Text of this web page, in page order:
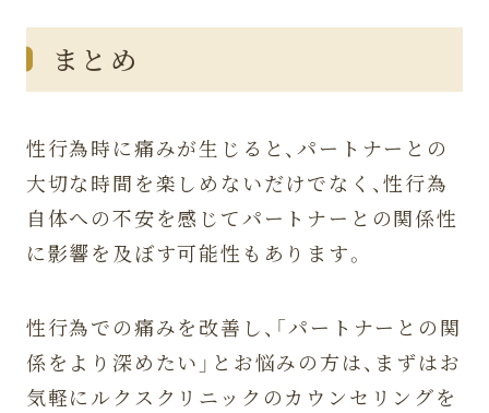
まとめ
性行為時に痛みが生じると、パートナーとの
大切な時間を楽しめないだけでなく、性行為
自体への不安を感じてパートナーとの関係性
に影響を及ぼす可能性もあります。
性行為での痛みを改善し、「パートナーとの関
係をより深めたい」とお悩みの方は、まずはお
気軽にルクスクリニックのカウンセリングを